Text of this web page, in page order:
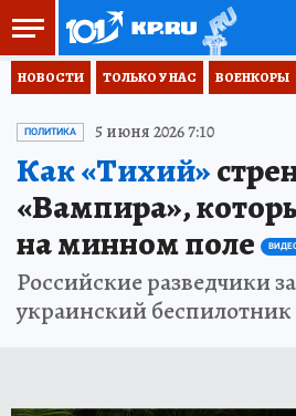
НОВОСТИ ТОЛЬКО У НАС ВОЕНКОРЫ
ПОЛИТИКА 5 июня 2026 7:10
Как «Тихий»
«Вампира»,
на минном поле
Российские разведчики
украинский